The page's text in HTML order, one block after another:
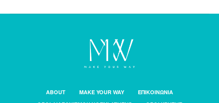
ABOUT MAKE YOUR WAY
ΕΠΙΚΟΙΝΩΝΙΑ